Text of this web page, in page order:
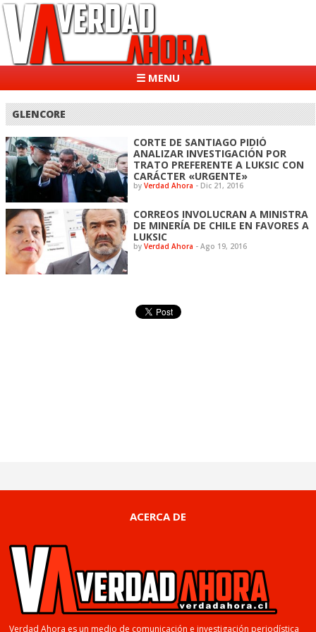
☰ MENU
GLENCORE
CORTE DE SANTIAGO PIDIÓ
ANALIZAR INVESTIGACIÓN POR
TRATO PREFERENTE A LUKSIC CON
CARÁCTER «URGENTE»
byVerdad Ahora - Dic 21, 2016
CORREOS INVOLUCRAN A MINISTRA
DE MINERÍA DE CHILE EN FAVORES A
LUKSIC
byVerdad Ahora - Ago 19, 2016
ACERCA DE
Verdad Ahora es un medio de comunicación e investigación periodística